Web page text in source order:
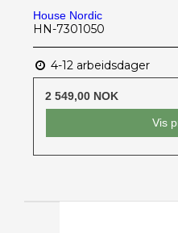
House Nordic
HN-7301050
4-12 arbeidsdager
2 549,00 NOK
Vis